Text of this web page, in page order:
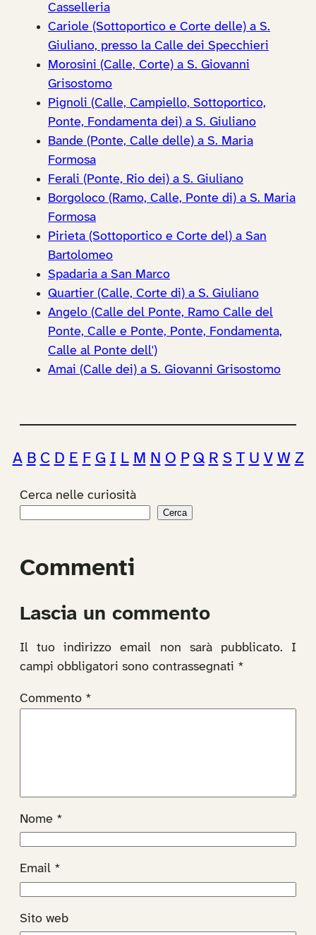
Casselleria
Cariole (Sottoportico e Corte delle) a S.
Giuliano, presso la Calle dei Specchieri
Morosini (Calle, Corte) a S. Giovanni
Grisostomo
Pignoli (Calle, Campiello, Sottoportico,
Ponte, Fondamenta dei) a S. Giuliano
Bande (Ponte, Calle delle) a S. Maria
Formosa
Ferali (Ponte, Rio dei) a S. Giuliano
Borgoloco (Ramo, Calle, Ponte di) a S. Maria
Formosa
Pirieta (Sottoportico e Corte del) a San
Bartolomeo
Spadaria a San Marco
Quartier (Calle, Corte di) a S. Giuliano
Angelo (Calle del Ponte, Ramo Calle del
Ponte, Calle e Ponte, Ponte, Fondamenta,
Calle al Ponte dell')
Amai (Calle dei) a S. Giovanni Grisostomo
A B C D E F G I L M N O P Q R S T U V W Z
Cerca nelle curiosità
Cerca
Commenti
Lascia un commento
Il tuo indirizzo email non sarà pubblicato.
I
campi obbligatori sono contrassegnati *
Commento *
Nome *
Email *
Sito web